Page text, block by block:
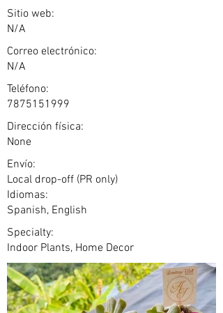
Sitio web:
N/A
Correo electrónico:
N/A
Teléfono:
7875151999
Dirección física:
None
Envío:
Local drop-off (PR only)
Idiomas:
Spanish, English
Specialty:
Indoor Plants, Home Decor